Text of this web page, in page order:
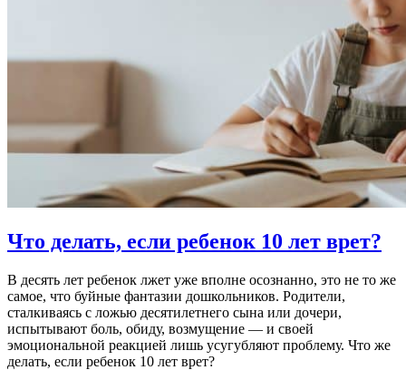
Что делать, если ребенок 10 лет врет?
В десять лет ребенок лжет уже вполне осознанно, это не то же
самое, что буйные фантазии дошкольников. Родители,
сталкиваясь с ложью десятилетнего сына или дочери,
испытывают боль, обиду, возмущение — и своей
эмоциональной реакцией лишь усугубляют проблему. Что же
делать, если ребенок 10 лет врет?